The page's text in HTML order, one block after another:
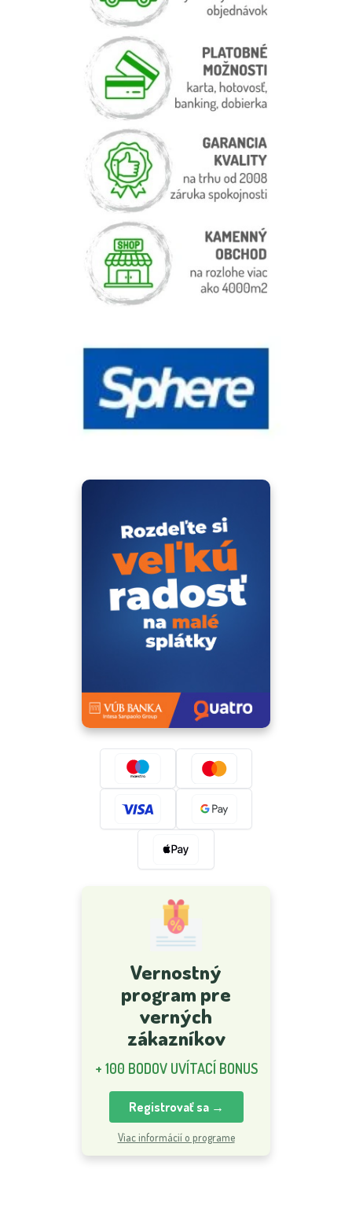
Vernostný
program pre
verných
zákazníkov
+ 100 BODOV UVÍTACÍ BONUS
Registrovať sa →
Viac informácií o programe